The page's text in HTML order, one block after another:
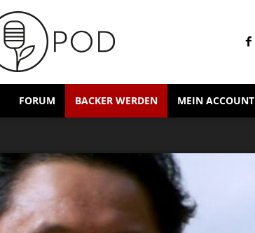
FORUM BACKER WERDEN MEIN ACCOUNT